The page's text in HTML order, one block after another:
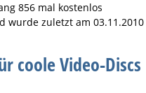
856 mal kostenlos
wurde zuletzt am 03.11.2010
coole Video-Discs